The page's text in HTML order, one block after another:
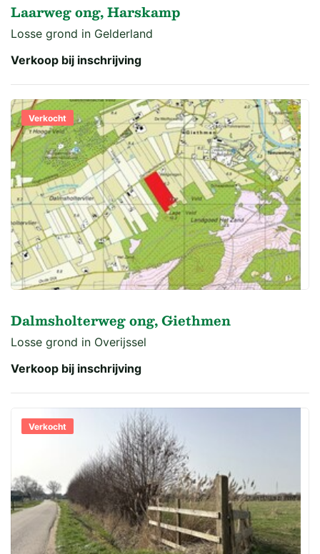
Laarweg ong, Harskamp
Losse grond in Gelderland
Verkoop bij inschrijving
Verkocht
Dalmsholterweg ong, Giethmen
Losse grond in Overijssel
Verkoop bij inschrijving
Verkocht